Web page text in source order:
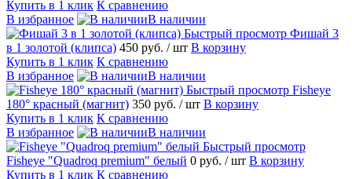
Купить в 1 клик К сравнению
В избранное
В наличии
Быстрый просмотр Фишай 3
в 1 золотой (клипса) 450 руб. / шт В корзину
Купить в 1 клик К сравнению
В избранное
В наличии
Быстрый просмотр Fisheye
180° красный (магнит) 350 руб. / шт В корзину
Купить в 1 клик К сравнению
В избранное
В наличии
Быстрый просмотр
Fisheye "Quadroq premium" белый 0 руб. / шт В корзину
Купить в 1 клик К сравнению